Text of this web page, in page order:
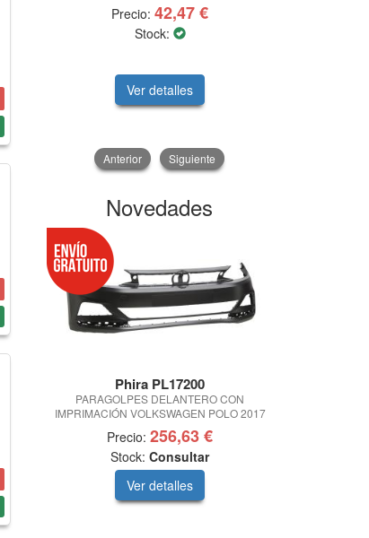
Precio: 42,47 €
Stock:
Ver detalles
Anterior Siguiente
Novedades
Phira PL17200
PARAGOLPES DELANTERO CON
IMPRIMACIÓN VOLKSWAGEN POLO 2017
Precio: 256,63 €
Stock: Consultar
Ver detalles